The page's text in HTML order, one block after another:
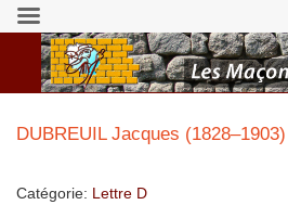
DUBREUIL Jacques (1828–1903)
Catégorie: Lettre D